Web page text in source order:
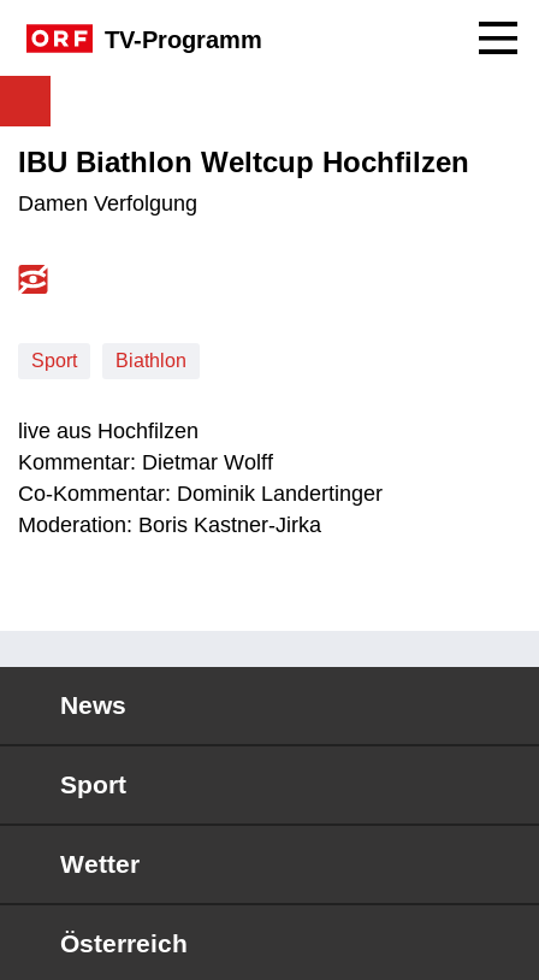
TV-Programm
IBU Biathlon Weltcup Hochfilzen
Damen Verfolgung
Sport Biathlon
live aus Hochfilzen
Kommentar: Dietmar Wolff
Co-Kommentar: Dominik Landertinger
Moderation: Boris Kastner-Jirka
News
Sport
Wetter
Österreich